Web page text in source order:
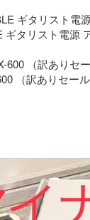
ギタリスト電源
（訳ありセー